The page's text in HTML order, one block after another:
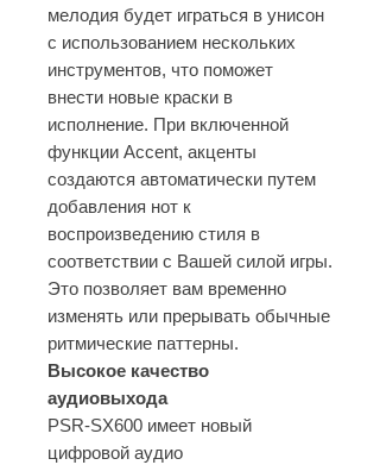
мелодия будет играться в унисон
с использованием нескольких
инструментов, что поможет
внести новые краски в
исполнение. При включенной
функции Accent, акценты
создаются автоматически путем
добавления нот к
воспроизведению стиля в
соответствии с Вашей силой игры.
Это позволяет вам временно
изменять или прерывать обычные
ритмические паттерны.
Высокое качество
аудиовыхода
PSR-SX600 имеет новый
цифровой аудио